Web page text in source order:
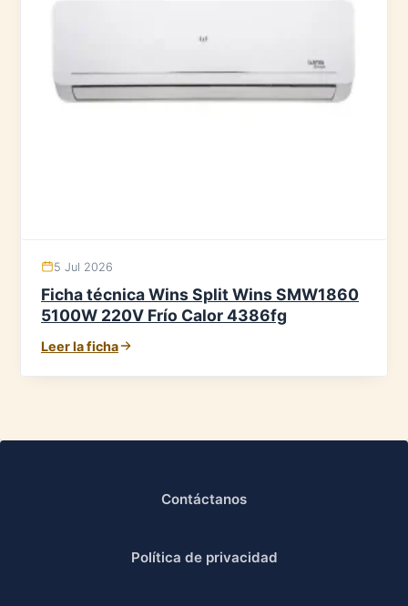
5 Jul 2026
Ficha técnica Wins Split Wins SMW1860
5100W 220V Frío Calor 4386fg
Leer la ficha
Contáctanos
Política de privacidad